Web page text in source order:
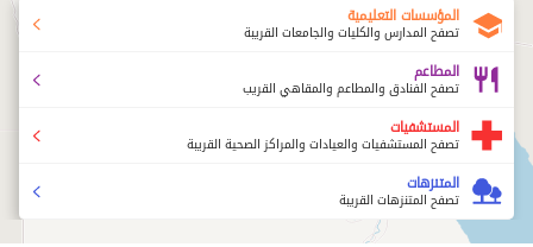
المؤسسات التعليمية
تصفح المدارس والكليات والجامعات القريبة
المطاعم
تصفح الفنادق والمطاعم والمقاهي القريب
المستشفيات
تصفح المستشفيات والعيادات والمراكز الصحية القريبة
المتنزهات
تصفح المتنزهات القريبة